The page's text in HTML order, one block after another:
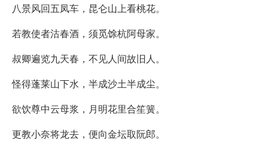
八景风回五凤车，昆仑山上看桃花。
若教使者沽春酒，须觅馀杭阿母家。
叔卿遍览九天春，不见人间故旧人。
怪得蓬莱山下水，半成沙土半成尘。
欲饮尊中云母浆，月明花里合笙簧。
更教小奈将龙去，便向金坛取阮郎。